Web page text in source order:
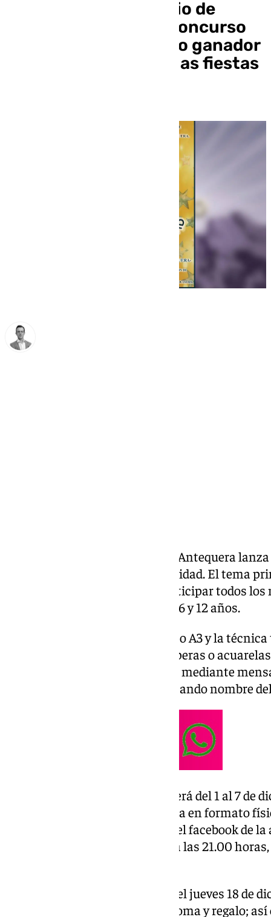
La cofradía del Rosario de
Antequera lanza su concurso
infantil de dibujo cuyo ganador
servirá para felicitar las fiestas
La Archicofradía del Rosario de Antequera
de su concurso de dibujo de Navidad. El tema
Virgen del Rosario y podrán participar todos
edades comprendidas entre los 6 y 12 años.
El tamaño de la obra será en A4 o A3 y la
lápices, ceras, rotuladores, temperas o
enviar una fotografía de su obra mediante
facebook de la hermandad indicando nombre
El plazo de entrega de dibujos será del 1 al 7
el ganador luego entregue la obra en formato
participantes se publicarán en el facebook de
y se podrá votar hasta el día 18 a las 21.00
La obra ganadora se anunciará el jueves 18 de
redes sociales y recibirá un diploma y regalo;